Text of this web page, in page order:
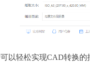
以轻松实现CAD转换